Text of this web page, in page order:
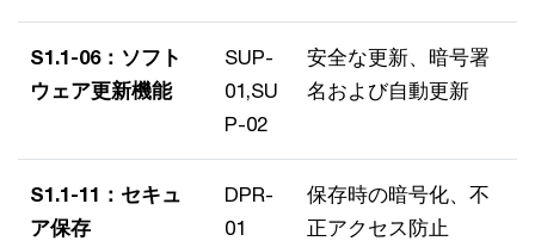
S1.1-06：ソフト
ウェア更新機能
SUP-
01,SU
P-02
安全な更新、暗号署
名および自動更新
S1.1-11：セキュ
ア保存
DPR-
01
保存時の暗号化、不
正アクセス防止